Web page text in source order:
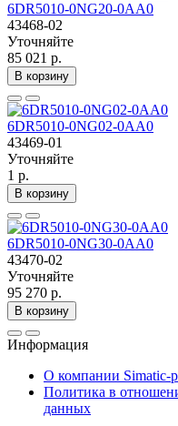
6DR5010-0NG20-0AA0
43468-02
Уточняйте
85 021 р.
В корзину
6DR5010-0NG02-0AA0
43469-01
Уточняйте
1 р.
В корзину
6DR5010-0NG30-0AA0
43470-02
Уточняйте
95 270 р.
В корзину
Информация
О компании Simatic-
Политика в
данных